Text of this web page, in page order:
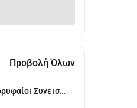
Προβολή Όλων
Συνεισφέροντες